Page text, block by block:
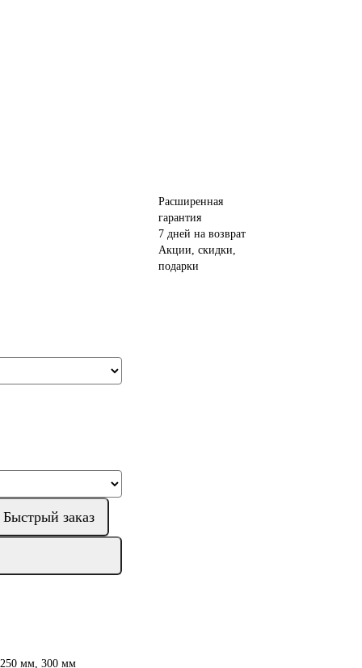
Быстрый заказ
мм, 300 мм
Расширенная
гарантия
7 дней на возврат
Акции, скидки,
подарки